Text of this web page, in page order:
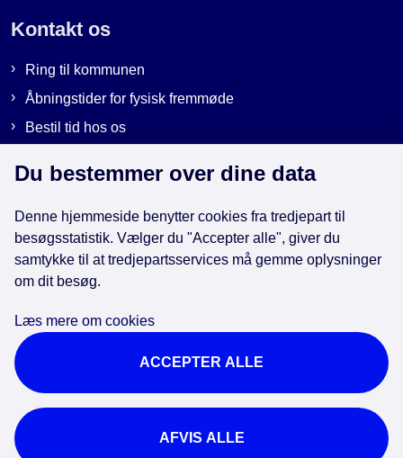
Kontakt os
Ring til kommunen
Åbningstider for fysisk fremmøde
Bestil tid hos os
Genveje
EAN-numre i kommunen
Cookies
Tilgængelighedserklæring
Brug af kunstig intelligens
Du bestemmer over dine data
Denne hjemmeside benytter cookies fra tredjepart til
besøgsstatistik. Vælger du "Accepter alle", giver du
samtykke til at tredjepartsservices må gemme oplysninger
om dit besøg.
Læs mere om cookies
ACCEPTER ALLE
AFVIS ALLE